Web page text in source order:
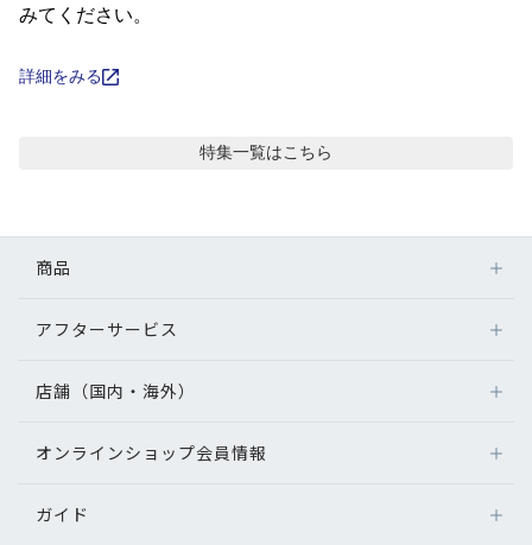
コンテンツを探す
スタッフコンテンツ
スタッフコンテンツ一覧
目のまめちしき
みてください。
詳細をみる
特集一覧はこちら
商品
メガネ
サングラス
補聴器
グッズ・小物
アフターサービス
アフターサービス
メガネの不具合、修理について
補聴器に関するアフターサービス
店舗（国内・海外）
店舗検索
オンラインショップ会員情報
ログイン
ガイド